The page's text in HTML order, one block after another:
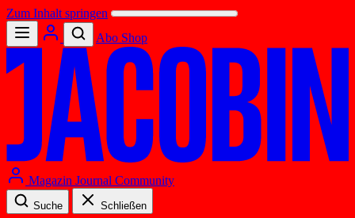
Zum Inhalt springen
Abo Shop
Magazin Journal Community
Suche Schließen